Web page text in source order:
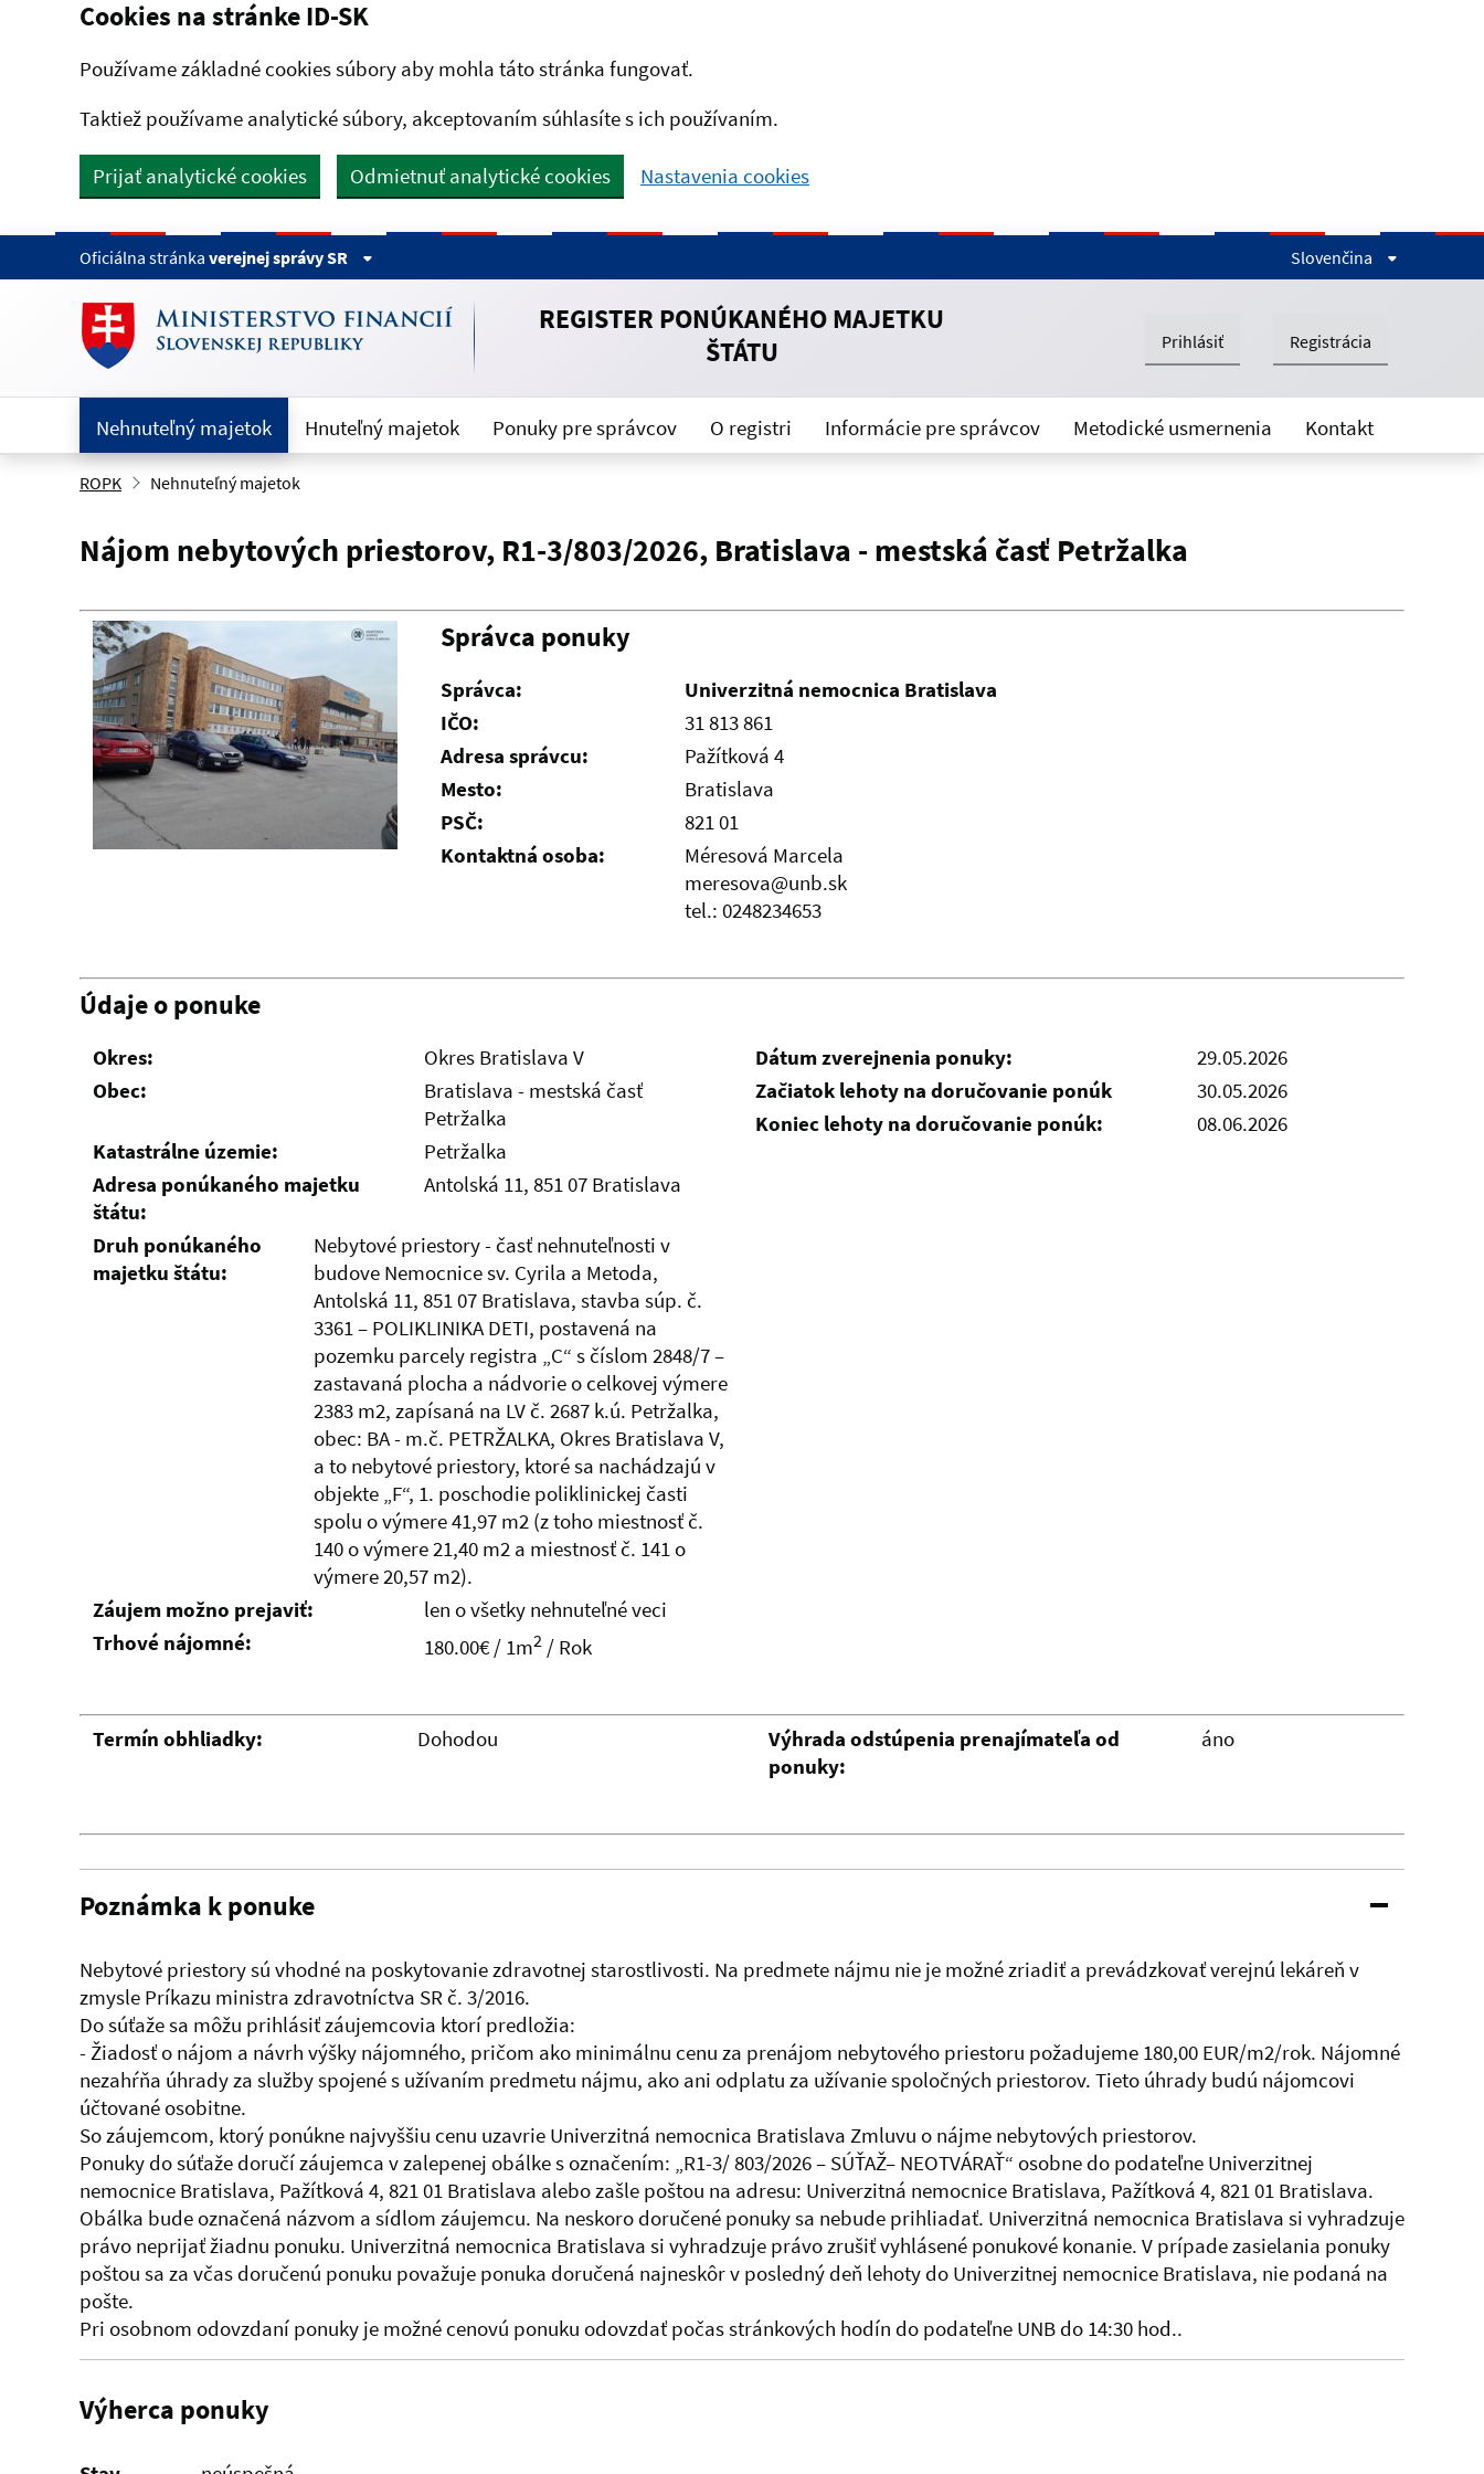
Preskočiť na hlavný obsah
Cookies na stránke ID-SK
Používame základné cookies súbory aby mohla táto stránka fungovať.
Taktiež používame analytické súbory, akceptovaním súhlasíte s ich používaním.
Prijať analytické cookies Odmietnuť analytické cookies Nastavenia cookies
Oficiálna stránka verejnej správy SR Slovenčina
REGISTER PONÚKANÉHO MAJETKU
ŠTÁTU
Prihlásiť Registrácia
Nehnuteľný majetok Hnuteľný majetok Ponuky pre správcov O registri Informácie pre správcov Metodické usmernenia Kontakt
ROPK Nehnuteľný majetok
Nájom nebytových priestorov, R1-3/803/2026, Bratislava - mestská časť Petržalka
Správca ponuky
Správca:
Univerzitná nemocnica Bratislava
IČO:
31 813 861
Adresa správcu:
Pažítková 4
Mesto:
Bratislava
PSČ:
821 01
Kontaktná osoba:
Méresová Marcela
meresova@unb.sk
tel.: 0248234653
Údaje o ponuke
Okres:
Okres Bratislava V
Obec:
Bratislava - mestská časť
Petržalka
Katastrálne územie:
Petržalka
Adresa ponúkaného majetku
štátu:
Antolská 11, 851 07 Bratislava
Druh ponúkaného
majetku štátu:
Nebytové priestory - časť nehnuteľnosti v
budove Nemocnice sv. Cyrila a Metoda,
Antolská 11, 851 07 Bratislava, stavba súp. č.
3361 – POLIKLINIKA DETI, postavená na
pozemku parcely registra „C“ s číslom 2848/7 –
zastavaná plocha a nádvorie o celkovej výmere
2383 m2, zapísaná na LV č. 2687 k.ú. Petržalka,
obec: BA - m.č. PETRŽALKA, Okres Bratislava V,
a to nebytové priestory, ktoré sa nachádzajú v
objekte „F“, 1. poschodie poliklinickej časti
spolu o výmere 41,97 m2 (z toho miestnosť č.
140 o výmere 21,40 m2 a miestnosť č. 141 o
výmere 20,57 m2).
Záujem možno prejaviť:
len o všetky nehnuteľné veci
Trhové nájomné:
180.00€ / 1m2 / Rok
Dátum zverejnenia ponuky:
29.05.2026
Začiatok lehoty na doručovanie ponúk
30.05.2026
Koniec lehoty na doručovanie ponúk:
08.06.2026
Termín obhliadky: Dohodou
Výhrada odstúpenia prenajímateľa od
ponuky:
áno
Poznámka k ponuke
Nebytové priestory sú vhodné na poskytovanie zdravotnej starostlivosti. Na predmete nájmu nie je možné zriadiť a prevádzkovať verejnú lekáreň v
zmysle Príkazu ministra zdravotníctva SR č. 3/2016.
Do súťaže sa môžu prihlásiť záujemcovia ktorí predložia:
- Žiadosť o nájom a návrh výšky nájomného, pričom ako minimálnu cenu za prenájom nebytového priestoru požadujeme 180,00 EUR/m2/rok. Nájomné
nezahŕňa úhrady za služby spojené s užívaním predmetu nájmu, ako ani odplatu za užívanie spoločných priestorov. Tieto úhrady budú nájomcovi
účtované osobitne.
So záujemcom, ktorý ponúkne najvyššiu cenu uzavrie Univerzitná nemocnica Bratislava Zmluvu o nájme nebytových priestorov.
Ponuky do súťaže doručí záujemca v zalepenej obálke s označením: „R1-3/ 803/2026 – SÚŤAŽ– NEOTVÁRAŤ“ osobne do podateľne Univerzitnej
nemocnice Bratislava, Pažítková 4, 821 01 Bratislava alebo zašle poštou na adresu: Univerzitná nemocnice Bratislava, Pažítková 4, 821 01 Bratislava.
Obálka bude označená názvom a sídlom záujemcu. Na neskoro doručené ponuky sa nebude prihliadať. Univerzitná nemocnica Bratislava si vyhradzuje
právo neprijať žiadnu ponuku. Univerzitná nemocnica Bratislava si vyhradzuje právo zrušiť vyhlásené ponukové konanie. V prípade zasielania ponuky
poštou sa za včas doručenú ponuku považuje ponuka doručená najneskôr v posledný deň lehoty do Univerzitnej nemocnice Bratislava, nie podaná na
pošte.
Pri osobnom odovzdaní ponuky je možné cenovú ponuku odovzdať počas stránkových hodín do podateľne UNB do 14:30 hod..
Výherca ponuky